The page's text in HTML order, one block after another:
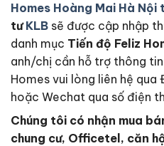
Homes Hoàng Mai Hà
tưKLB sẽ được cập nhập
danh mục Tiến độ Feliz
anh/chị cần hỗ trợ thông
Homes vui lòng liên hệ
hoặc Wechat qua số điện
Chúng tôi có nhận mua
chung cư, Officetel, căn